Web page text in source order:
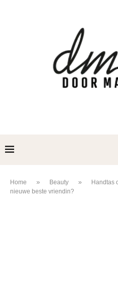
Home » Beauty »
Handtas
nieuwe beste vriendin?